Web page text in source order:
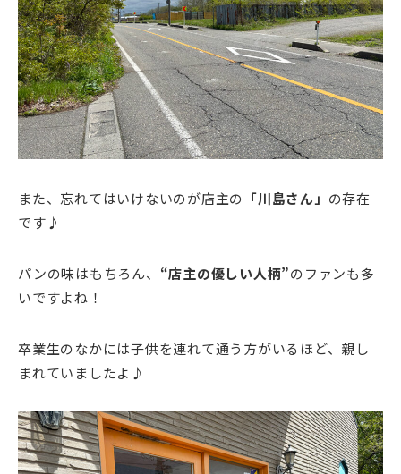
また、忘れてはいけないのが店主の 「川島さん」 の存在
です♪
パンの味はもちろん、 “店主の優しい人柄”のファンも多
いですよね！
卒業生のなかには子供を連れて通う方がいるほど、親し
まれていましたよ♪